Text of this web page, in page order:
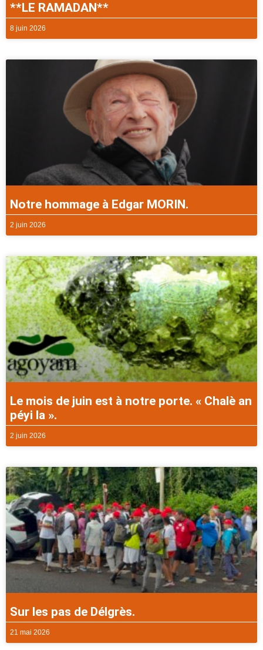
**LE RAMADAN**
8 juin 2026
Notre hommage à Edgar MORIN.
2 juin 2026
Le mois de juin est à notre porte. « Chalè an
péyi la ».
2 juin 2026
Sur les pas de Délgrès.
21 mai 2026